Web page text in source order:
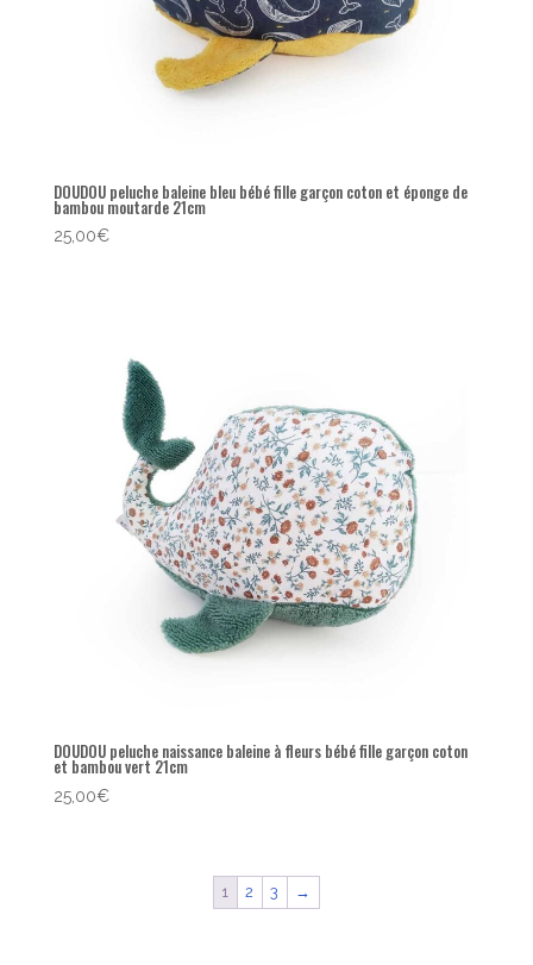
DOUDOU peluche baleine bleu bébé fille garçon coton et éponge de
bambou moutarde 21cm
25,00€
DOUDOU peluche naissance baleine à fleurs bébé fille garçon coton
et bambou vert 21cm
25,00€
1 2 3 →